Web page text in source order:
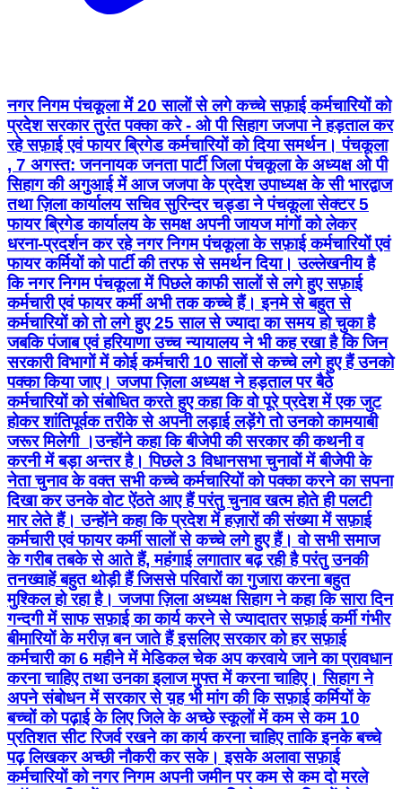
नगर निगम पंचकूला में 20 सालों से लगे कच्चे सफ़ाई कर्मचारियों को
प्रदेश सरकार तुरंत पक्का करे - ओ पी सिहाग जजपा ने हड़ताल कर
रहे सफ़ाई एवं फायर ब्रिगेड कर्मचारियों को दिया समर्थन। पंचकूला
, 7 अगस्त: जननायक जनता पार्टी जिला पंचकूला के अध्यक्ष ओ पी
सिहाग की अगुआई में आज जजपा के प्रदेश उपाध्यक्ष के सी भारद्वाज
तथा ज़िला कार्यालय सचिव सुरिन्दर चड्डा ने पंचकूला सेक्टर 5
फायर ब्रिगेड कार्यालय के समक्ष अपनी जायज मांगों को लेकर
धरना-प्रदर्शन कर रहे नगर निगम पंचकूला के सफ़ाई कर्मचारियों एवं
फायर कर्मियों को पार्टी की तरफ से समर्थन दिया। उल्लेखनीय है
कि नगर निगम पंचकूला में पिछले काफी सालों से लगे हुए सफ़ाई
कर्मचारी एवं फायर कर्मी अभी तक कच्चे हैं। इनमे से बहुत से
कर्मचारियों को तो लगे हुए 25 साल से ज्यादा का समय हो चुका है
जबकि पंजाब एवं हरियाणा उच्च न्यायालय ने भी कह रखा है कि जिन
सरकारी विभागों में कोई कर्मचारी 10 सालों से कच्चे लगे हुए हैं उनको
पक्का किया जाए। जजपा ज़िला अध्यक्ष ने हड़ताल पर बैठे
कर्मचारियों को संबोधित करते हुए कहा कि वो पूरे प्रदेश में एक जुट
होकर शांतिपूर्वक तरीके से अपनी लड़ाई लड़ेंगे तो उनको कामयाबी
जरूर मिलेगी ।उन्होंने कहा कि बीजेपी की सरकार की कथनी व
करनी में बड़ा अन्तर है। पिछले 3 विधानसभा चुनावों में बीजेपी के
नेता चुनाव के वक्त सभी कच्चे कर्मचारियों को पक्का करने का सपना
दिखा कर उनके वोट ऐंठते आए हैं परंतु चुनाव खत्म होते ही पलटी
मार लेते हैं। उन्होंने कहा कि प्रदेश में हज़ारों की संख्या में सफ़ाई
कर्मचारी एवं फायर कर्मी सालों से कच्चे लगे हुए हैं। वो सभी समाज
के गरीब तबके से आते हैं, महंगाई लगातार बढ़ रही है परंतु उनकी
तनख्वाहें बहुत थोड़ी हैं जिससे परिवारों का गुजारा करना बहुत
मुश्किल हो रहा है। जजपा ज़िला अध्यक्ष सिहाग ने कहा कि सारा दिन
गन्दगी में साफ सफ़ाई का कार्य करने से ज्यादातर सफ़ाई कर्मी गंभीर
बीमारियों के मरीज़ बन जाते हैं इसलिए सरकार को हर सफ़ाई
कर्मचारी का 6 महीने में मेडिकल चेक अप करवाये जाने का प्रावधान
करना चाहिए तथा उनका इलाज मुफ्त में करना चाहिए। सिहाग ने
अपने संबोधन में सरकार से य़ह भी मांग की कि सफ़ाई कर्मियों के
बच्चों को पढ़ाई के लिए जिले के अच्छे स्कूलों में कम से कम 10
प्रतिशत सीट रिजर्व रखने का कार्य करना चाहिए ताकि इनके बच्चे
पढ़ लिखकर अच्छी नौकरी कर सके। इसके अलावा सफ़ाई
कर्मचारियों को नगर निगम अपनी जमीन पर कम से कम दो मरले